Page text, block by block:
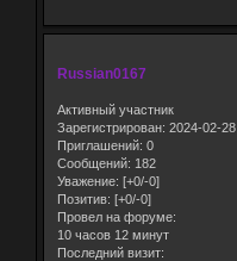
Russian0167
Активный участник
Зарегистрирован: 2024-02-28
Приглашений: 0
Сообщений: 182
Уважение: [+0/-0]
Позитив: [+0/-0]
Провел на форуме:
10 часов 12 минут
Последний визит: